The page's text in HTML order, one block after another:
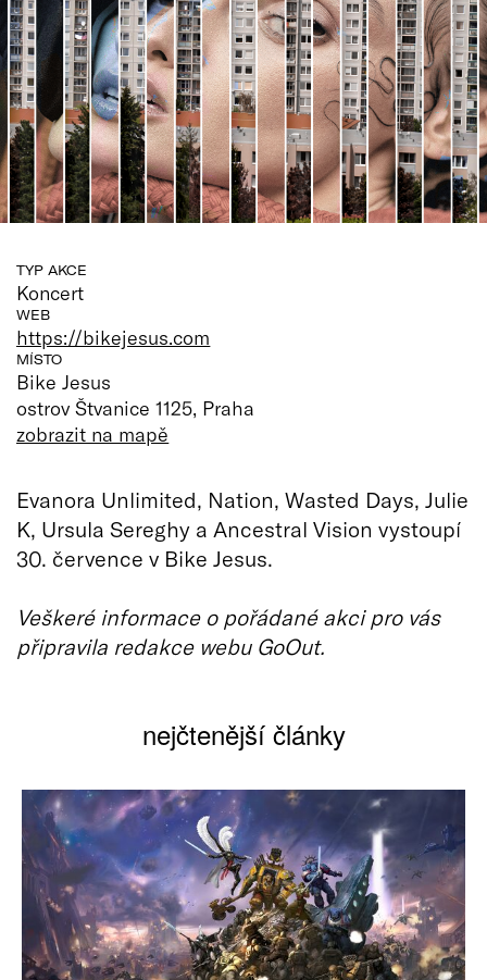
TYP AKCE
Koncert
WEB
https://bikejesus.com
MÍSTO
Bike Jesus
ostrov Štvanice 1125, Praha
zobrazit na mapě
Evanora Unlimited, Nation, Wasted Days, Julie
K, Ursula Sereghy a Ancestral Vision vystoupí
30. července v Bike Jesus.
Veškeré informace o pořádané akci pro vás
připravila redakce webu GoOut.
nejčtenější články